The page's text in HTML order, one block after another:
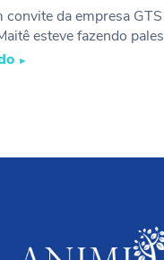
convite da empresa
esteve fazendo
►